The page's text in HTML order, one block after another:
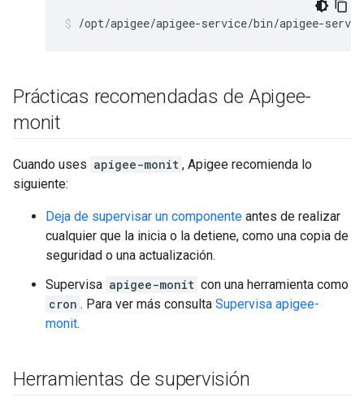
/opt/apigee/apigee-service/bin/apigee-
Prácticas recomendadas de Apigee-
monit
Cuando uses apigee-monit , Apigee recomienda lo
siguiente:
Deja de supervisar un componente antes de realizar
cualquier que la inicia o la detiene, como una copia de
seguridad o una actualización.
Supervisa apigee-monit con una herramienta como
cron . Para ver más consulta Supervisa apigee-
monit.
Herramientas de supervisión